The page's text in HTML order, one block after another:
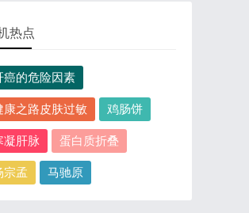
热点
癌的危险因素
康之路皮肤过敏 鸡肠饼
凝肝脉 蛋白质折叠
宗孟 马驰原